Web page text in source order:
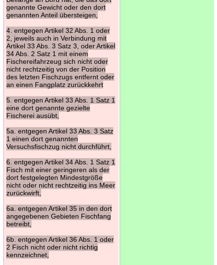
genannte Gewicht oder den dort
genannten Anteil übersteigen,
4. entgegen Artikel 32 Abs. 1 oder
2, jeweils auch in Verbindung mit
Artikel 33 Abs. 3 Satz 3, oder Artikel
34 Abs. 2 Satz 1 mit einem
Fischereifahrzeug sich nicht oder
nicht rechtzeitig von der Position
des letzten Fischzugs entfernt oder
an einen Fangplatz zurückkehrt
5. entgegen Artikel 33 Abs. 1 Satz 1
eine dort genannte gezielte
Fischerei ausübt,
5a. entgegen Artikel 33 Abs. 3 Satz
1 einen dort genannten
Versuchsfischzug nicht durchführt,
6. entgegen Artikel 34 Abs. 1 Satz 1
Fisch mit einer geringeren als der
dort festgelegten Mindestgröße
nicht oder nicht rechtzeitig ins Meer
zurückwirft,
6a. entgegen Artikel 35 in den dort
angegebenen Gebieten Fischfang
betreibt,
6b. entgegen Artikel 36 Abs. 1 oder
2 Fisch nicht oder nicht richtig
kennzeichnet,